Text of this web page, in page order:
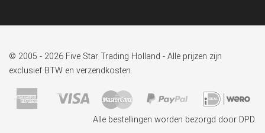
© 2005 - 2026 Five Star Trading Holland - Alle prijzen zijn
exclusief BTW en verzendkosten.
Alle bestellingen worden bezorgd door DPD.